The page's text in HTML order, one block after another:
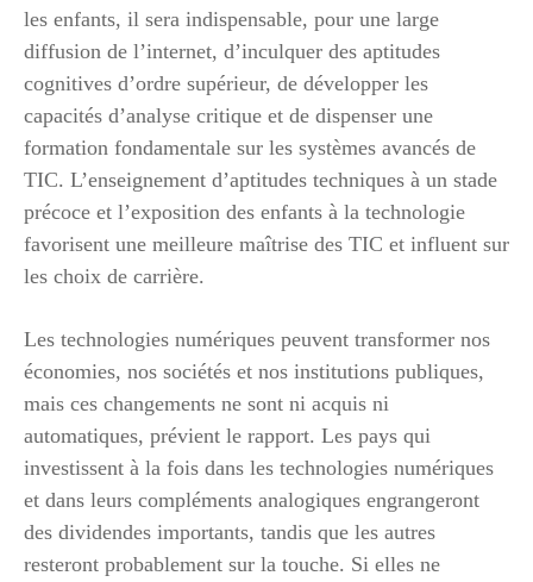
les enfants, il sera indispensable, pour une large
diffusion de l’internet, d’inculquer des aptitudes
cognitives d’ordre supérieur, de développer les
capacités d’analyse critique et de dispenser une
formation fondamentale sur les systèmes avancés de
TIC. L’enseignement d’aptitudes techniques à un stade
précoce et l’exposition des enfants à la technologie
favorisent une meilleure maîtrise des TIC et influent sur
les choix de carrière.
Les technologies numériques peuvent transformer nos
économies, nos sociétés et nos institutions publiques,
mais ces changements ne sont ni acquis ni
automatiques, prévient le rapport. Les pays qui
investissent à la fois dans les technologies numériques
et dans leurs compléments analogiques engrangeront
des dividendes importants, tandis que les autres
resteront probablement sur la touche. Si elles ne